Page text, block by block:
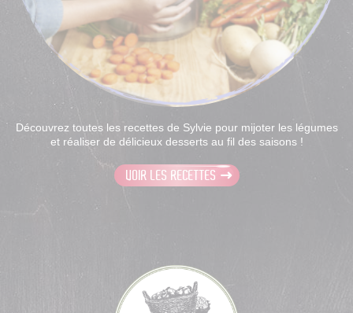
Découvrez toutes les recettes de Sylvie pour mijoter les légumes
et réaliser de délicieux desserts au fil des saisons !
VOIR LES RECETTES